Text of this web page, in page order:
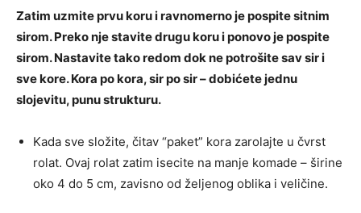
Zatim uzmite prvu koru i ravnomerno je pospite sitnim
sirom. Preko nje stavite drugu koru i ponovo je pospite
sirom. Nastavite tako redom dok ne potrošite sav sir i
sve kore. Kora po kora, sir po sir – dobićete jednu
slojevitu, punu strukturu.
Kada sve složite, čitav “paket” kora zarolajte u čvrst
rolat. Ovaj rolat zatim isecite na manje komade – širine
oko 4 do 5 cm, zavisno od željenog oblika i veličine.